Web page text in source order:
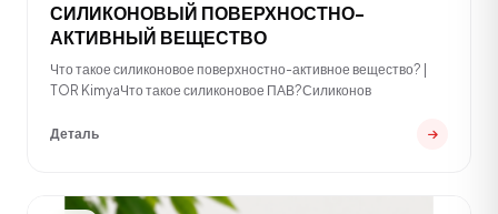
СИЛИКОНОВЫЙ ПОВЕРХНОСТНО-
АКТИВНЫЙ ВЕЩЕСТВО
Что такое силиконовое поверхностно-активное вещество? |
TOR KimyaЧто такое силиконовое ПАВ?Силиконов
Деталь